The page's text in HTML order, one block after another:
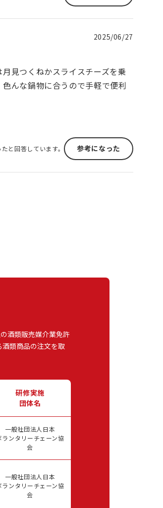
2025/06/27
見つくねかスライスチーズを乗
んな鍋物に合うので手軽で便利
と回答しています。 参考になった
酒類販売媒介業免許
類商品の注文を取
研修実施
団体名
一般社団法人日本
ランタリーチェーン協
会
一般社団法人日本
ランタリーチェーン協
会